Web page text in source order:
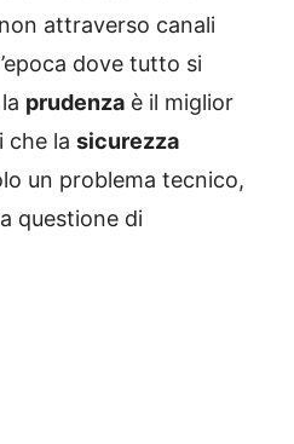
attraverso canali
dove tutto si
prudenza è il miglior
che la sicurezza
un problema tecnico,
questione di